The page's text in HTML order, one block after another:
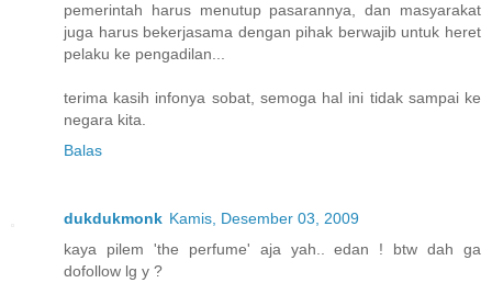
pemerintah harus menutup pasarannya, dan masyarakat
juga harus bekerjasama dengan pihak berwajib untuk heret
pelaku ke pengadilan...
terima kasih infonya sobat, semoga hal ini tidak sampai ke
negara kita.
Balas
dukdukmonk Kamis, Desember 03, 2009
kaya pilem 'the perfume' aja yah.. edan ! btw dah ga
dofollow lg y ?